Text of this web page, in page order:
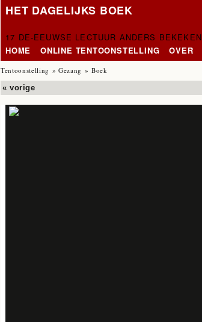
HET DAGELIJKS BOEK
17 DE-EEUWSE LECTUUR ANDERS BEKEKEN
HOME
ONLINE TENTOONSTELLING OVER
Tentoonstelling » Gezang » Boek
« vorige